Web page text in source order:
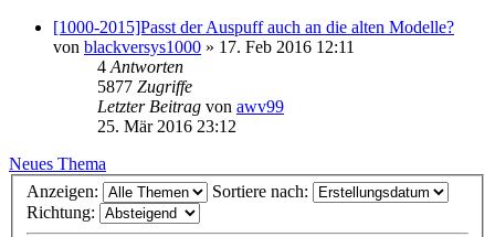
[1000-2015]Passt der Auspuff auch an die alten Modelle?
von blackversys1000 » 17. Feb 2016 12:11
4 Antworten
5877 Zugriffe
Letzter Beitrag von awv99
25. Mär 2016 23:12
Neues Thema
Anzeigen:
Sortiere nach:
Richtung: